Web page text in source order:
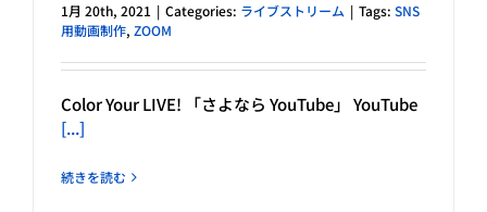
1月 20th, 2021 | Categories: ライブストリーム | Tags: SNS
用動画制作, ZOOM
Color Your LIVE! 「さよなら YouTube」 YouTube
[...]
続きを読む